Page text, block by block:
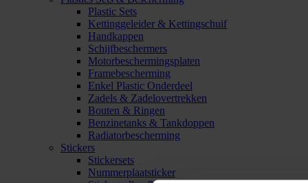
Plastic Sets
Kettinggeleider & Kettingschuif
Handkappen
Schijfbeschermers
Motorbeschermingsplaten
Framebescherming
Enkel Plastic Onderdeel
Zadels & Zadelovertrekken
Bouten & Ringen
Benzinetanks & Tankdoppen
Radiatorbescherming
Stickers
Stickersets
Nummerplaatsticker